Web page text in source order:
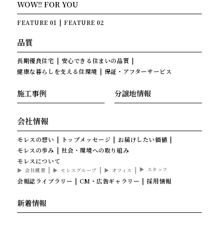
WOW!! FOR YOU
FEATURE 01 FEATURE 02
品質
長期優良住宅
安心できる住まいの品質
健康な暮らしを支える住環境
保証・アフターサービス
施工事例 分譲地情報
会社情報
モレスの想い トップメッセージ
お届けしたい価値
モレスの歩み
社会・環境への取り組み
モレスについて
会社概要 モレスグループ オフィス スタッフ
会報誌ライブラリー CM・広告ギャラリー 採用情報
新着情報